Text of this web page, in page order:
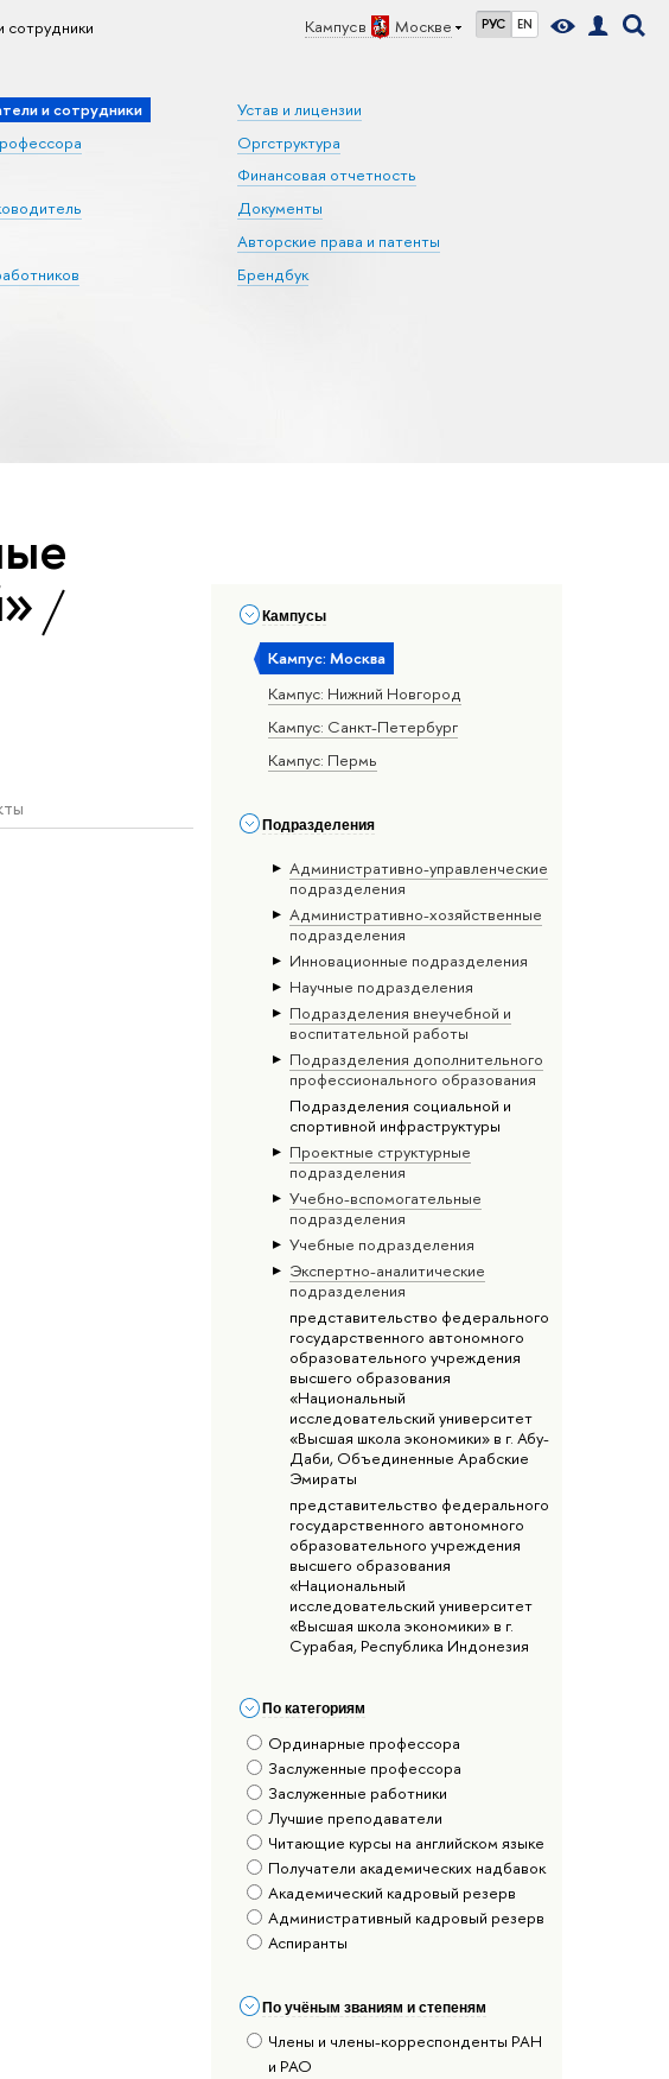
Кампус в Москве РУС EN
сотрудники
и сотрудники
Устав и лицензии
Оргструктура
Финансовая отчетность
Документы
Авторские права и патенты
Брендбук
Кампусы
Кампус: Москва
Кампус: Нижний Новгород
Кампус: Санкт-Петербург
Кампус: Пермь
Подразделения
Административно-управленческие
подразделения
Административно-хозяйственные
подразделения
Инновационные подразделения
Научные подразделения
Подразделения внеучебной и
воспитательной работы
Подразделения дополнительного
профессионального образования
Подразделения социальной и
спортивной инфраструктуры
Проектные структурные
подразделения
Учебно-вспомогательные
подразделения
Учебные подразделения
Экспертно-аналитические
подразделения
представительство федерального
государственного автономного
образовательного учреждения
высшего образования
«Национальный
исследовательский университет
«Высшая школа экономики» в г. Абу-
Даби, Объединенные Арабские
Эмираты
представительство федерального
государственного автономного
образовательного учреждения
высшего образования
«Национальный
исследовательский университет
«Высшая школа экономики» в г.
Сурабая, Республика Индонезия
По категориям
Ординарные профессора
Заслуженные профессора
Заслуженные работники
Лучшие преподаватели
Читающие курсы на английском языке
Получатели академических надбавок
Академический кадровый резерв
Административный кадровый резерв
Аспиранты
По учёным званиям и степеням
Члены и члены-корреспонденты РАН
и РАО